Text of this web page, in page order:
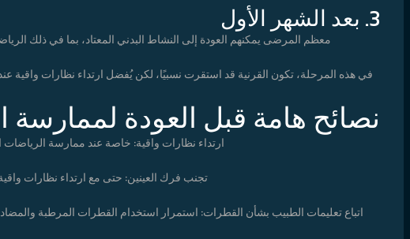
3. بعد الشهر الأول
معظم المرضى يمكنهم العودة إلى النشاط البدني المعتاد، بما في ذلك
في هذه المرحلة، تكون القرنية قد استقرت نسبيًا، لكن يُفضل ارتداء نظارات واقية
نصائح هامة قبل العودة لممارسة
ارتداء نظارات واقية: خاصة عند ممارسة
تجنب فرك العينين: حتى مع ارتداء نظارات
اتباع تعليمات الطبيب بشأن القطرات: استمرار استخدام القطرات المرطبة